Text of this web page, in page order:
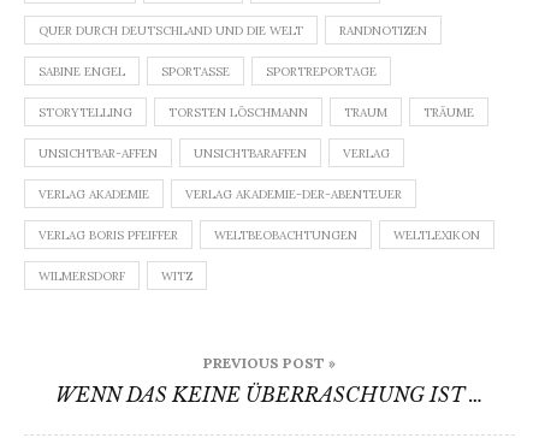
QUER DURCH DEUTSCHLAND UND DIE WELT RANDNOTIZEN
SABINE ENGEL SPORTASSE SPORTREPORTAGE
STORYTELLING TORSTEN LÖSCHMANN TRAUM TRÄUME
UNSICHTBAR-AFFEN UNSICHTBARAFFEN VERLAG
VERLAG AKADEMIE VERLAG AKADEMIE-DER-ABENTEUER
VERLAG BORIS PFEIFFER WELTBEOBACHTUNGEN WELTLEXIKON
WILMERSDORF WITZ
PREVIOUS POST »
WENN DAS KEINE ÜBERRASCHUNG IST …